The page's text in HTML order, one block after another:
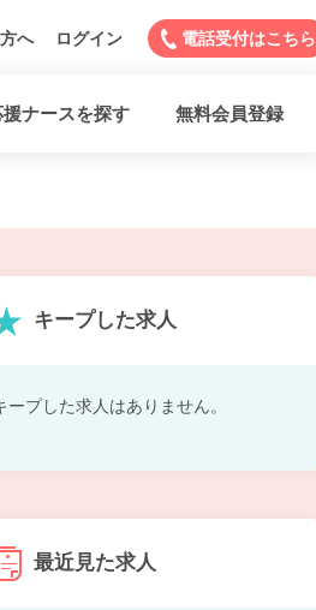
へ ログイン 電話受付はこちら
援ナースを探す 無料会員登録
キープした求人
ープした求人はありません。
最近見た求人